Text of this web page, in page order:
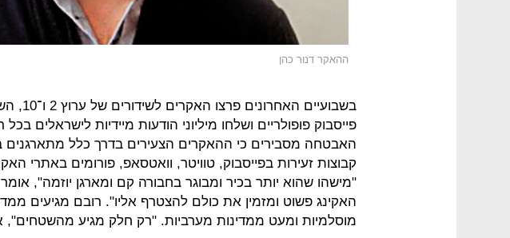
ההאקר דנור כהן
בשבועיים
פייסבוק פופולריים ושלחו מיליוני הודעות מיידיות לישראלים
האבטחה מסבירים כי ההאקרים הצעירים בדרך כלל מתארגנים
קבוצות זעירות בפייסבוק, טוויטר, וואטסאפ, פורומים באתרי
"מישהו שהוא יותר בכיר ומבוגר בחבורה קם ומארגן יוזמה",
האקינג פשוט ומזמין את כולם להצטרף אליו". רובם מגיעים
מוסלמיות ומעט ממדינות מערביות. "רק חלק מגיע מהשטחים",